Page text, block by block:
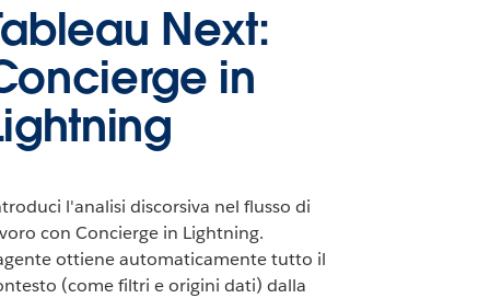
Next:
in
l'analisi discorsiva nel flusso di
con Concierge in Lightning.
ottiene automaticamente tutto il
(come filtri e origini dati) dalla